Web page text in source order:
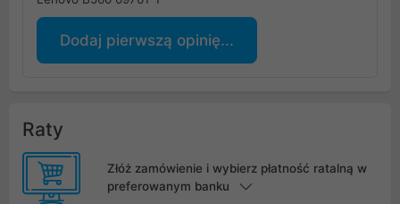
Dodaj pierwszą opinię...
Raty
Złóż zamówienie i wybierz płatność ratalną w
preferowanym banku